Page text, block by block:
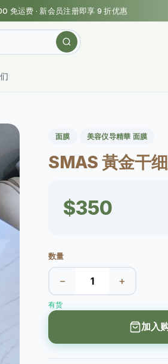
免运费 · 新会员注册即享 9 折优惠
面膜 美容仪导精華 面膜
SMAS 黃金干
$350
数量
− +
有货
加入